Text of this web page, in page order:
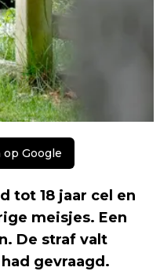
Google
tot 18 jaar cel en
meisjes. Een
De straf valt
gevraagd.